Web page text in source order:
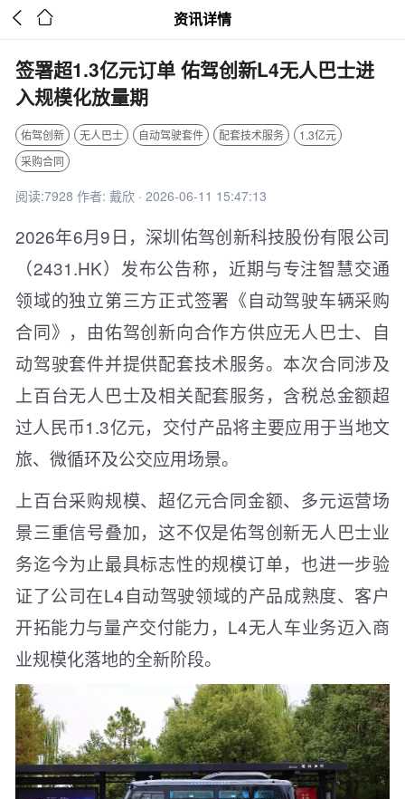
  资讯详情
签署超1.3亿元订单 佑驾创新L4无人巴士进
入规模化放量期
佑驾创新 无人巴士 自动驾驶套件 配套技术服务
1.3亿元
采购合同
阅读:7928 作者: 戴欣 · 2026-06-11 15:47:13
2026年6月9日，深圳佑驾创新科技股份有限公司
（2431.HK）发布公告称，近期与专注智慧交通
领域的独立第三方正式签署《自动驾驶车辆采购
合同》，由佑驾创新向合作方供应无人巴士、自
动驾驶套件并提供配套技术服务。本次合同涉及
上百台无人巴士及相关配套服务，含税总金额超
过人民币1.3亿元，交付产品将主要应用于当地文
旅、微循环及公交应用场景。
上百台采购规模、超亿元合同金额、多元运营场
景三重信号叠加，这不仅是佑驾创新无人巴士业
务迄今为止最具标志性的规模订单，也进一步验
证了公司在L4自动驾驶领域的产品成熟度、客户
开拓能力与量产交付能力，L4无人车业务迈入商
业规模化落地的全新阶段。